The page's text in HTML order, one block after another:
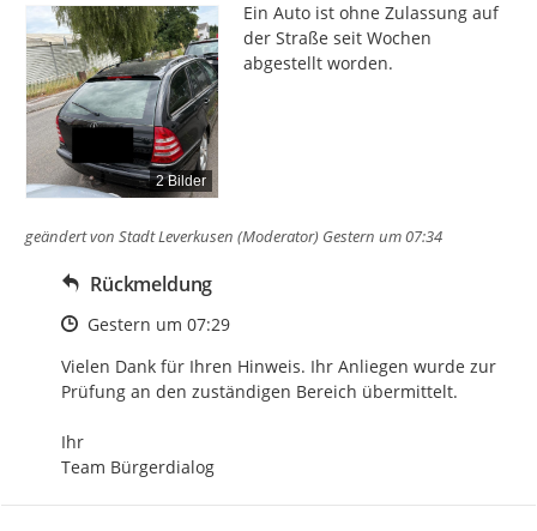
2 Bilder
Ein Auto ist ohne Zulassung auf
der Straße seit Wochen
abgestellt worden.
geändert von Stadt Leverkusen (Moderator) Gestern um 07:34
Rückmeldung
Zeitpunkt des Erstellens
Gestern um 07:29
Vielen Dank für Ihren Hinweis. Ihr Anliegen wurde zur
Prüfung an den zuständigen Bereich übermittelt.
Ihr
Team Bürgerdialog